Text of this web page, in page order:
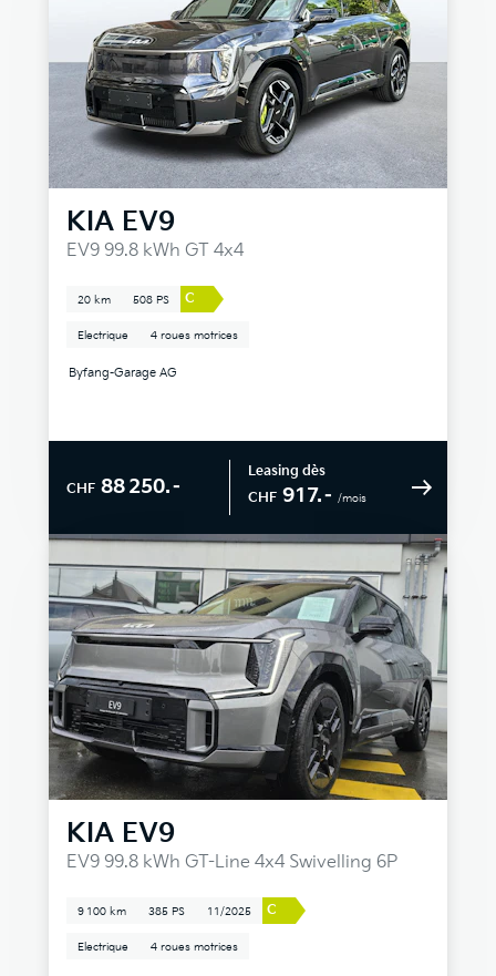
KIA EV9
EV9 99.8 kWh GT 4x4
20 km 508 PS C
Electrique 4 roues motrices
Byfang-Garage AG
CHF 88 250.–
Leasing dès
CHF 917.– /mois
KIA EV9
EV9 99.8 kWh GT-Line 4x4 Swivelling 6P
9 100 km 385 PS 11/2025 C
Electrique 4 roues motrices